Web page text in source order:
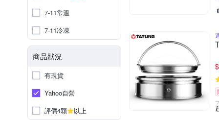
7-11常溫
7-11冷凍
商品狀況
有現貨
Yahoo自營
評價4顆
以上
$